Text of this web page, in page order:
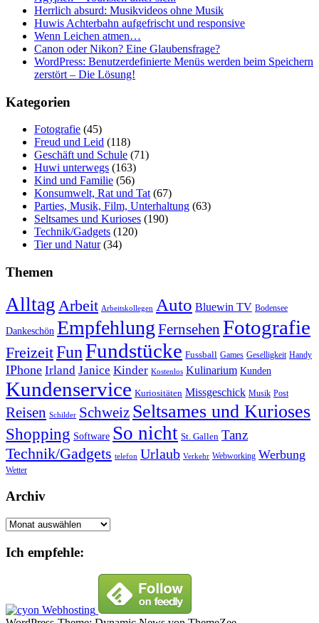
Herrlich absurd: Musikvideos ohne Musik
Huwis Achterbahn aufgefrischt und responsive
Wenn Leichen atmen…
Canon oder Nikon? Eine Glaubensfrage?
WordPress: Benutzerdefinierte Menüs werden beim Speichern
zerstört – Die Lösung!
Kategorien
Fotografie (45)
Freud und Leid (118)
Geschäft und Schule (71)
Huwi unterwegs (163)
Kind und Familie (56)
Konsumwelt, Rat und Tat (67)
Parties, Musik, Film, Unterhaltung (63)
Seltsames und Kurioses (190)
Technik/Gadgets (120)
Tier und Natur(34)
Themen
Alltag Arbeit Arbeitskollegen Auto Bluewin TV Bodensee
Dankeschön Empfehlung Fernsehen Fotografie
FreizeitFunFundstücke Fussball Games Geselligkeit Handy
IPhone Irland Janice Kinder Kostenlos Kulinarium Kunden
Kundenservice Kuriositäten Missgeschick Musik Post
Reisen Schilder Schweiz Seltsames und Kurioses
Shopping Software So nicht St. Gallen Tanz
Technik/Gadgets telefon Urlaub Verkehr Webworking Werbung
Wetter
Archiv
Archiv
Ich empfehle: